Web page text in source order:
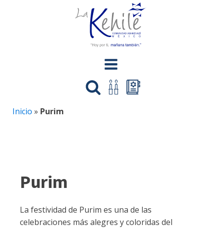
Inicio » Purim
Purim
La festividad de Purim es una de las
celebraciones más alegres y coloridas del